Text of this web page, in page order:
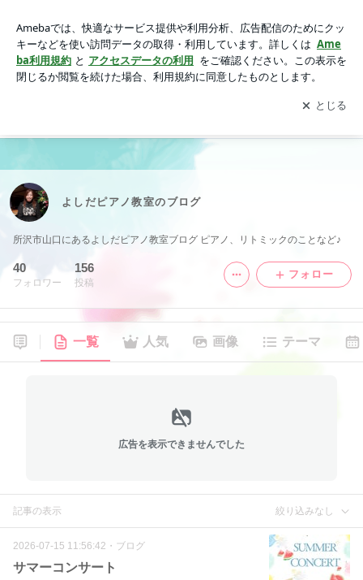
アプリをダウンロードして ブログの更新通知
を受け取りまし
ょう。
開く
よしだピアノ教室のブログ
所沢市山口にあるよしだピアノ教室ブログ ピアノ、リトミックのことなど♪
40
フォロワー
156
投稿
フォロー
一覧 人気 画像 テーマ
広告を表示できませんでした
記事の表示 絞り込みなし
2026-07-15 11:56:42 ・ ブログ
サマーコンサート